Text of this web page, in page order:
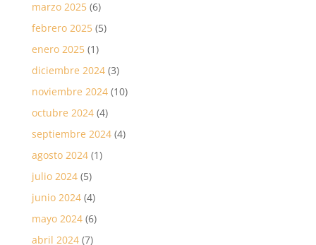
marzo 2025(6)
febrero 2025(5)
enero 2025(1)
diciembre 2024(3)
noviembre 2024(10)
octubre 2024(4)
septiembre 2024(4)
agosto 2024(1)
julio 2024(5)
junio 2024(4)
mayo 2024(6)
abril 2024(7)